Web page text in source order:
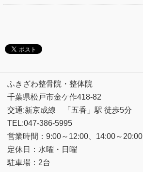
ふきざわ整骨院・整体院
千葉県松戸市金ケ作418-82
交通:新京成線 「五香」駅 徒歩5分
TEL:047-386-5995
営業時間：9:00～12:00、14:00～20:00
定休日：水曜・日曜
駐車場：2台